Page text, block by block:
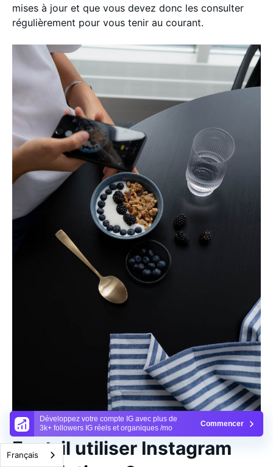
Développez votre compte IG avec plus de
3k+ followers IG réels et organiques /mo
Commencer
mises à jour et que vous devez donc les consulter
régulièrement pour vous tenir au courant.
Faut-il utiliser Instagram
Français